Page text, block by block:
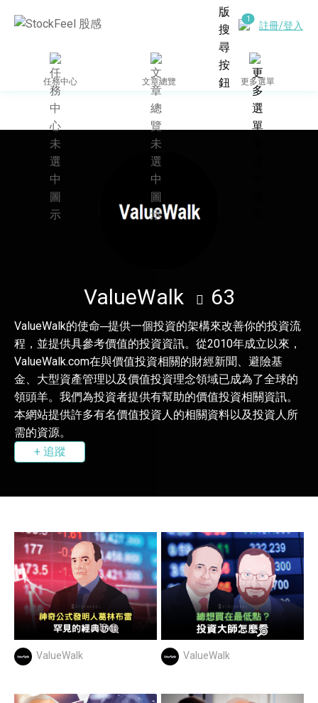
註冊/登入
任務中心 文章總覽 更多選單
ValueWalk 63
ValueWalk的使命─提供一個投資的架構來改善你的投資流
程，並提供具參考價值的投資資訊。從2010年成立以來，
ValueWalk.com在與價值投資相關的財經新聞、避險基
金、大型資產管理以及價值投資理念領域已成為了全球的
領頭羊。我們為投資者提供有幫助的價值投資相關資訊。
本網站提供許多有名價值投資人的相關資料以及投資人所
需的資源。
+ 追蹤
ValueWalk ValueWalk